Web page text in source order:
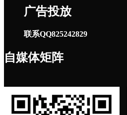
广告投放
联系QQ825242829
自媒体矩阵